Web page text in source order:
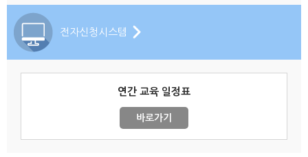
전자신청시스템
연간 교육 일정표
바로가기